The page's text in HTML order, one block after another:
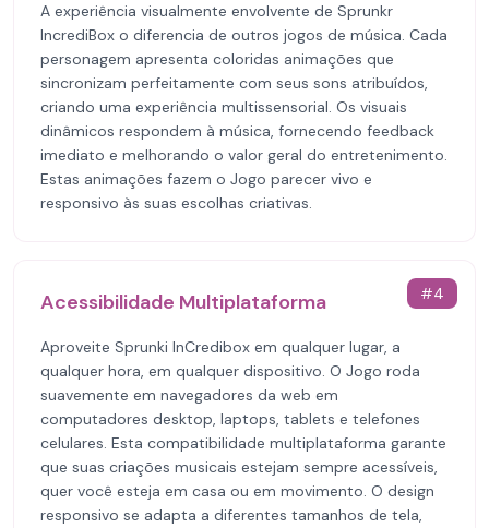
A experiência visualmente envolvente de Sprunkr
IncrediBox o diferencia de outros jogos de música. Cada
personagem apresenta coloridas animações que
sincronizam perfeitamente com seus sons atribuídos,
criando uma experiência multissensorial. Os visuais
dinâmicos respondem à música, fornecendo feedback
imediato e melhorando o valor geral do entretenimento.
Estas animações fazem o Jogo parecer vivo e
responsivo às suas escolhas criativas.
#4
Acessibilidade Multiplataforma
Aproveite Sprunki InCredibox em qualquer lugar, a
qualquer hora, em qualquer dispositivo. O Jogo roda
suavemente em navegadores da web em
computadores desktop, laptops, tablets e telefones
celulares. Esta compatibilidade multiplataforma garante
que suas criações musicais estejam sempre acessíveis,
quer você esteja em casa ou em movimento. O design
responsivo se adapta a diferentes tamanhos de tela,